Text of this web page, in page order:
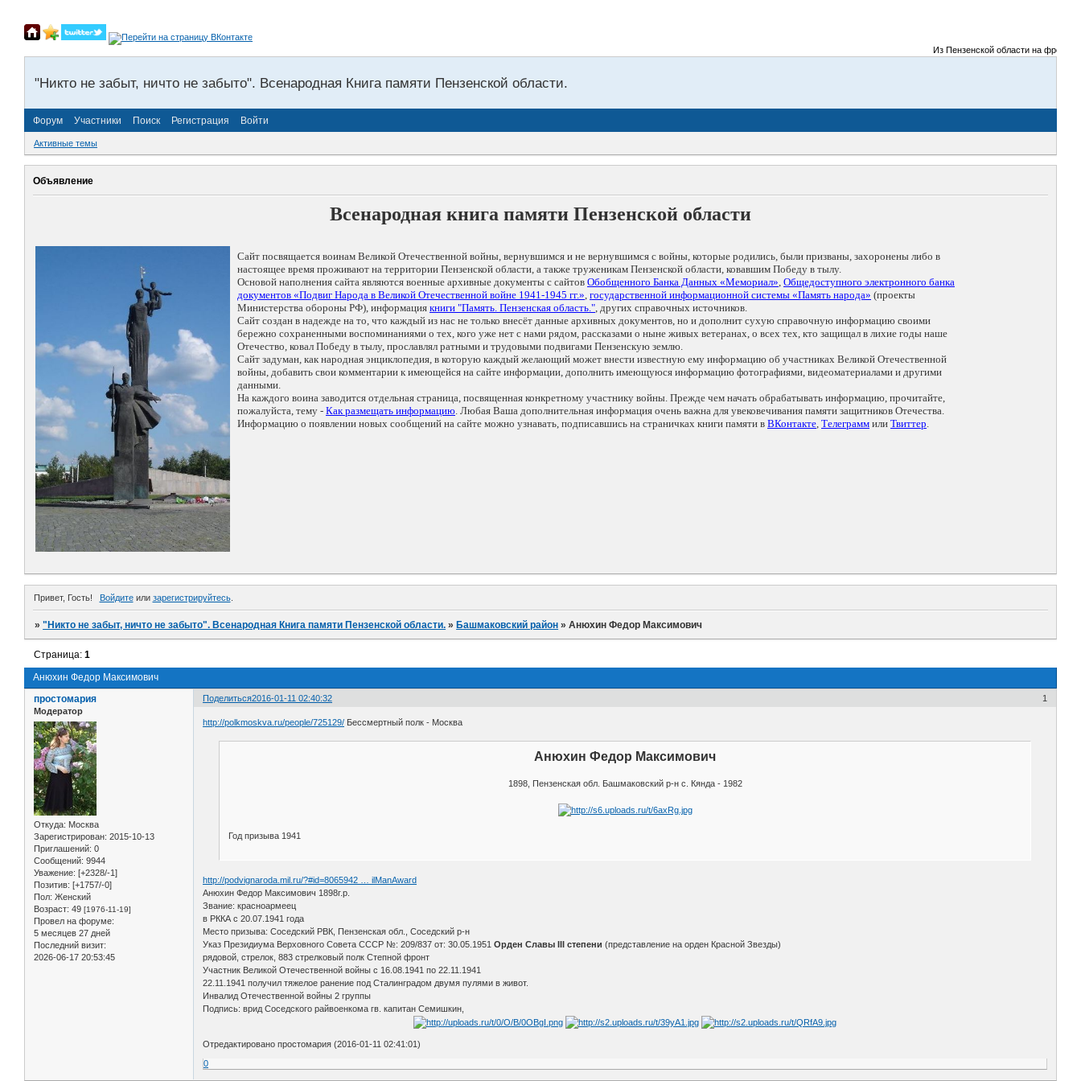
Из Пензенской области на фронты
"Никто не забыт, ничто не забыто". Всенародная Книга памяти Пензенской области.
Форум Участники Поиск Регистрация Войти
Активные темы
Объявление
Всенародная книга памяти Пензенской области
Сайт посвящается воинам Великой Отечественной войны, вернувшимся и не вернувшимся с войны, которые родились, были призваны, захоронены либо в
настоящее время проживают на территории Пензенской области, а также труженикам Пензенской области, ковавшим Победу в тылу.
Основой наполнения сайта являются военные архивные документы с сайтов Обобщенного Банка Данных «Мемориал», Общедоступного электронного банка
документов «Подвиг Народа в Великой Отечественной войне 1941-1945 гг.», государственной информационной системы «Память народа» (проекты
Министерства обороны РФ), информация книги "Память. Пензенская область.", других справочных источников.
Сайт создан в надежде на то, что каждый из нас не только внесёт данные архивных документов, но и дополнит сухую справочную информацию своими
бережно сохраненными воспоминаниями о тех, кого уже нет с нами рядом, рассказами о ныне живых ветеранах, о всех тех, кто защищал в лихие годы наше
Отечество, ковал Победу в тылу, прославлял ратными и трудовыми подвигами Пензенскую землю.
Сайт задуман, как народная энциклопедия, в которую каждый желающий может внести известную ему информацию об участниках Великой Отечественной
войны, добавить свои комментарии к имеющейся на сайте информации, дополнить имеющуюся информацию фотографиями, видеоматериалами и другими
данными.
На каждого воина заводится отдельная страница, посвященная конкретному участнику войны. Прежде чем начать обрабатывать информацию, прочитайте,
пожалуйста, тему - Как размещать информацию. Любая Ваша дополнительная информация очень важна для увековечивания памяти защитников Отечества.
Информацию о появлении новых сообщений на сайте можно узнавать, подписавшись на страничках книги памяти в ВКонтакте, Телеграмм или Твиттер.
Привет, Гость! Войдитеили зарегистрируйтесь.
»"Никто не забыт, ничто не забыто". Всенародная Книга памяти Пензенской области. » Башмаковский район »Анюхин Федор Максимович
Анюхин Федор Максимович
Страница:1
Поделиться 1
2016-01-11 02:40:32
простомария
Модератор
Откуда: Москва
Зарегистрирован: 2015-10-13
Приглашений: 0
Сообщений: 9944
Уважение: [+2328/-1]
Позитив: [+1757/-0]
Пол: Женский
Возраст: 49 [1976-11-19]
Провел на форуме:
5 месяцев 27 дней
Последний визит:
2026-06-17 20:53:45
http://polkmoskva.ru/people/725129/ Бессмертный полк - Москва
Анюхин Федор Максимович
1898, Пензенская обл. Башмаковский р-н с. Кянда - 1982
Год призыва 1941
http://podvignaroda.mil.ru/?#id=8065942 … ilManAward
Анюхин Федор Максимович 1898г.р.
Звание: красноармеец
в РККА с 20.07.1941 года
Место призыва: Соседский РВК, Пензенская обл., Соседский р-н
Указ Президиума Верховного Совета СССР №: 209/837 от: 30.05.1951Орден Славы III степени (представление на орден Красной Звезды)
рядовой, стрелок, 883 стрелковый полк Степной фронт
Участник Великой Отечественной войны с 16.08.1941 по 22.11.1941
22.11.1941 получил тяжелое ранение под Сталинградом двумя пулями в живот.
Инвалид Отечественной войны 2 группы
Подпись: врид Соседского райвоенкома гв. капитан Семишкин,
Отредактировано простомария (2016-01-11 02:41:01)
0